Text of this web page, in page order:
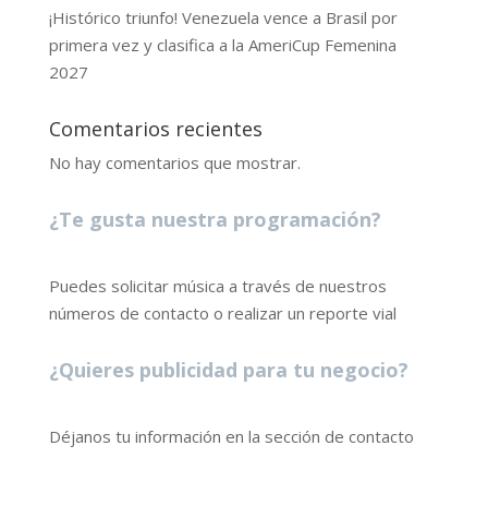
¡Histórico triunfo! Venezuela vence a Brasil por
primera vez y clasifica a la AmeriCup Femenina
2027
Comentarios recientes
No hay comentarios que mostrar.
¿Te gusta nuestra programación?
Puedes solicitar música a través de nuestros
números de contacto o realizar un reporte vial
¿Quieres publicidad para tu negocio?
Déjanos tu información en la sección de contacto